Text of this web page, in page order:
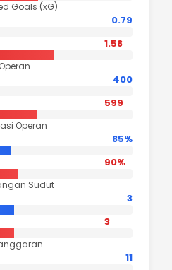
Goals (xG)
0.79
1.58
Operan
400
599
Operan
85%
90%
Sudut
3
3
11